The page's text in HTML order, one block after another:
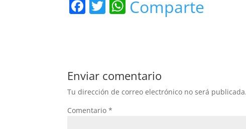
F
b
o
o
k
T W
A
p
p
Comparte
Enviar comentario
Tu dirección de correo electrónico no será publicada.
Comentario*